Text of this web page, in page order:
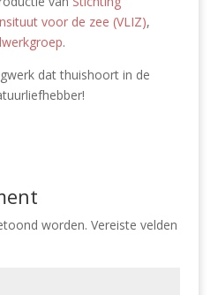
voor de zee (VLIZ),
.
dat thuishoort in de
worden. Vereiste velden